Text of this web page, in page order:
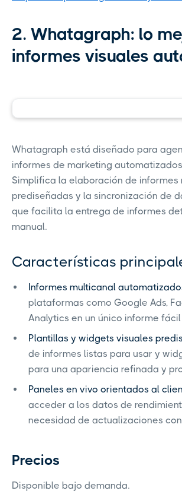
2. Whatagraph: lo
informes visuales
Whatagraph está diseñado para
informes de marketing
Simplifica la elaboración de
prediseñadas y la sincronización de
que facilita la entrega de informes
manual.
Características
Informes multicanal
plataformas como Google Ads,
Analytics en un único informe
Plantillas y widgets visuales
de informes listas para usar y
para una apariencia refinada y
Paneles en vivo orientados al
acceder a los datos de
necesidad de actualizaciones
Precios
Disponible bajo demanda.